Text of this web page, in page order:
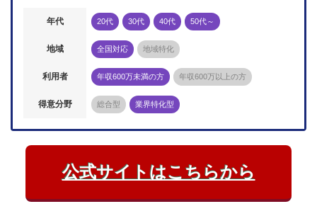
年代 20代 30代 40代 50代～
地域 全国対応 地域特化
利用者 年収600万未満の方 年収600万以上の方
得意分野 総合型 業界特化型
公式サイトはこちらから